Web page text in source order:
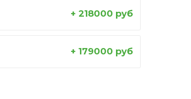
+ 218000 руб
+ 179000 руб